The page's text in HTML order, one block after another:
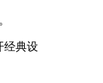
经典设